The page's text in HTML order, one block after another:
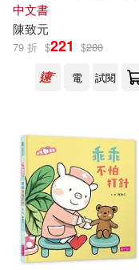
中文書
陳致元
79 折 $221 $280
電
試閱